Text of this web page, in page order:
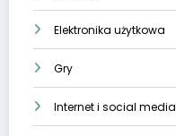
Elektronika użytkowa
Gry
Internet i social media